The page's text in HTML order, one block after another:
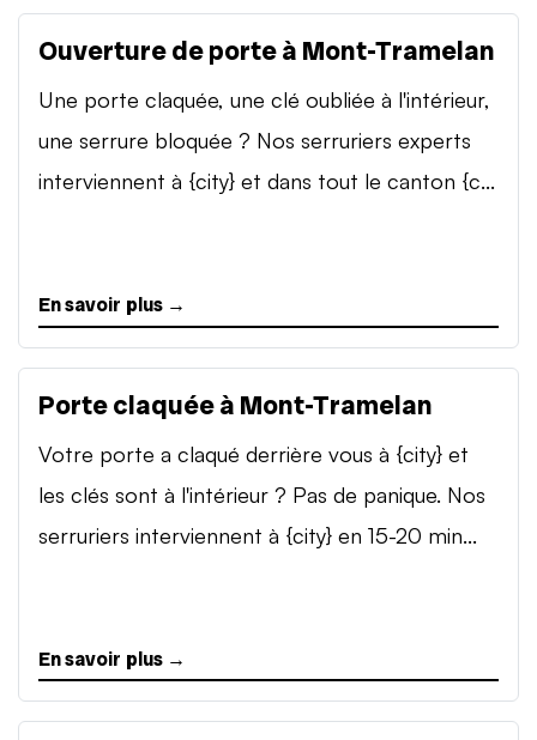
Ouverture de porte à Mont-Tramelan
Une porte claquée, une clé oubliée à l'intérieur,
une serrure bloquée ? Nos serruriers experts
interviennent à {city} et dans tout le canton {c...
En savoir plus →
Porte claquée à Mont-Tramelan
Votre porte a claqué derrière vous à {city} et
les clés sont à l'intérieur ? Pas de panique. Nos
serruriers interviennent à {city} en 15-20 min...
En savoir plus →